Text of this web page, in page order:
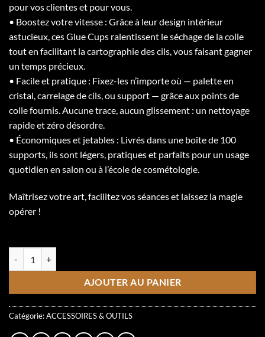
pour vos clientes et pour vous.
• Boostez votre vitesse : Grâce à leur design intérieur
astucieux, ces Glue Cups ralentissent le séchage de la colle
tout en facilitant la cartographie des cils, vous faisant gagner
un temps précieux.
• Facile et pratique : Fixez-les n’importe où — palette en
cristal, carrelage de cils, ou support — grâce aux points de
colle fournis. Aucune trace, aucun glissement : un nettoyage
rapide et zéro désordre.
• Économiques et jetables : Livrés dans une boîte de 100
supports, ils sont légers, pratiques et parfaits pour un usage
quotidien en salon ou à l’école de cosmétologie.
Maîtrisez votre art, facilitez vos séances et laissez la magie
opérer !
AJOUTER AU PANIER
Catégorie:ACCESSOIRES & OUTILS